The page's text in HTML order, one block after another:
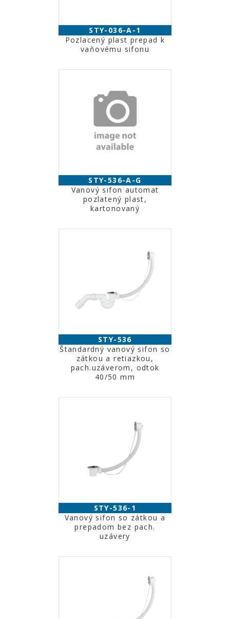
STY-036-A-1
Pozlacený plast prepad k
vaňovému sifonu
STY-536-A-G
Vanový sifon automat
pozlatený plast,
kartonovaný
STY-536
Štandardný vanový sifon so
zátkou a retiazkou,
pach.uzáverom, odtok
40/50 mm
STY-536-1
Vanový sifon so zátkou a
prepadom bez pach.
uzávery